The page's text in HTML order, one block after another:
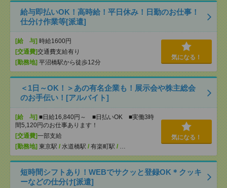
給与即払いOK！高時給！平日休み！日勤のお仕事！
仕分け作業等[派遣]
[給 与] 時給1600円
[交通費]交通費支給有り
[勤務地] 平沼橋駅から徒歩12分
気になる！
＜1日～OK！＞あの有名企業も！展示会や株主総会
のお手伝い！[アルバイト]
[給 与] ■日給16,840円～ ■日払いOK ■実働3時
間5,120円のお仕事あります！
[交通費]一部支給
[勤務地] 東京駅 / 水道橋駅 / 有楽町駅 / …
気になる！
短時間シフトあり！WEBでサクッと登録OK＊クッキ
ーなどの仕分け[派遣]